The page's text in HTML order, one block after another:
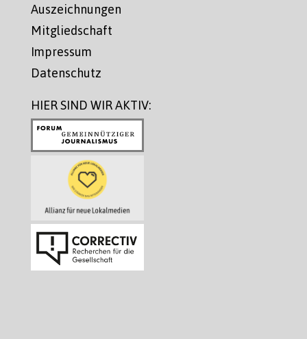
Auszeichnungen
Mitgliedschaft
Impressum
Datenschutz
HIER SIND WIR AKTIV: